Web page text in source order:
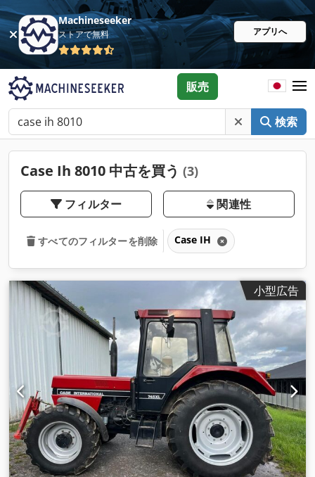
Machineseeker
ストアで無料 アプリへ
検索
販売
Case Ih 8010 中古を買う (3)
フィルター 関連性
すべてのフィルターを削除 Case IH
小型広告